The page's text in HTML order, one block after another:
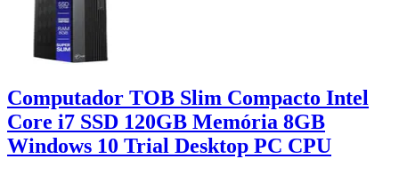
Computador TOB Slim Compacto Intel
Core i7 SSD 120GB Memória 8GB
Windows 10 Trial Desktop PC CPU